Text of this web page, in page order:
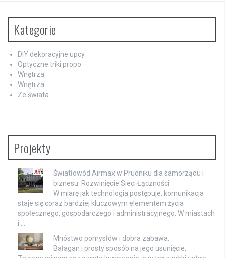
Kategorie
DIY dekoracyjne upcy
Optyczne triki propo
Wnętrza
Wnętrza
Ze świata
Projekty
Światłowód Airmax w Prudniku dla samorządu i
biznesu: Rozwinięcie Sieci Łączności
W miarę jak technologia postępuje, komunikacja
staje się coraz bardziej kluczowym elementem życia
społecznego, gospodarczego i administracyjnego. W miastach
i …
Mnóstwo pomysłów i dobra zabawa.
Bałagan i prosty sposób na jego usunięcie.